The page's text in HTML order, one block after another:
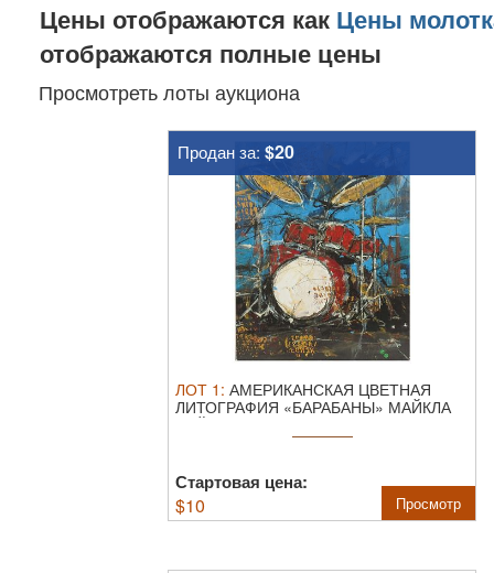
Цены отображаются как Цены
отображаются полные цены
Просмотреть лоты аукциона
Продан за: $20
ЛОТ 1 : АМЕРИКАНСКАЯ ЦВЕТНАЯ
ЛИТОГРАФИЯ «БАРАБАНЫ» МАЙКЛА
БЭЙБЯКА.
Стартовая цена:
$10 Просмотр